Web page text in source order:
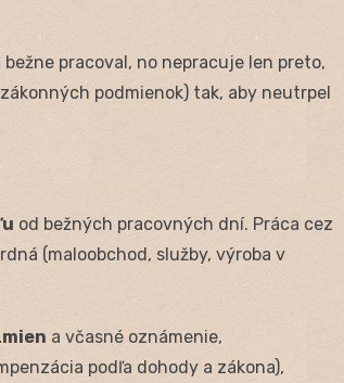
pracoval, no nepracuje len preto,
podmienok) tak, aby neutrpel
od bežných pracovných dní. Práca cez
(maloobchod, služby, výroba v
a včasné oznámenie,
podľa dohody a zákona),